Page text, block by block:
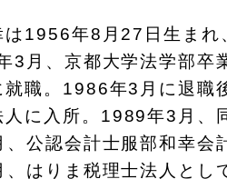
は1956年8月27日生まれ
3月、京都大学法学部卒
就職。1986年3月に退職
人に入所。1989年3月、
公認会計士服部和幸会
はりま税理士法人とし